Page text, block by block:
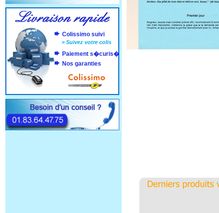
Colissimo suivi
>Suivez votre colis
Paiement s�curis�
Nos garanties